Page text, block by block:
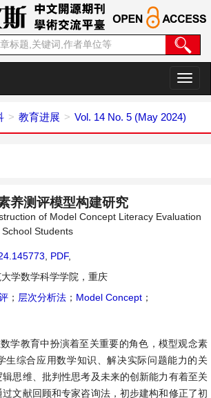
切
换
航
教育进展 Vol. 14 No. 5 (May 2024)
养测评模型构建研究
of Model Concept Literacy Evaluation
Students
PDF,
大学数学科学学院，重庆
； 层次分析法 ； Model Concept ；
学教育中扮演着至关重要的角色，模型观念素
生综合应用数学知识、解决实际问题能力的关
思维、批判性思考及未来的创新能力有着至关
文献回顾和专家咨询法，初步建构和修正了初